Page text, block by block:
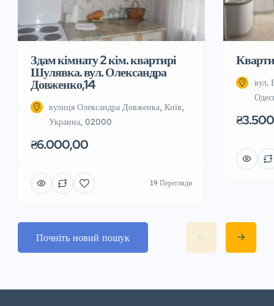
Здам кімнату 2 кім. квартирі
Шулявка. вул. Олександра
Довженко,14
вулиця Олександра Довженка, Київ,
Украина, 02000
₴6.000,00
19 Перегляди
вул.
Почніть новий пошук